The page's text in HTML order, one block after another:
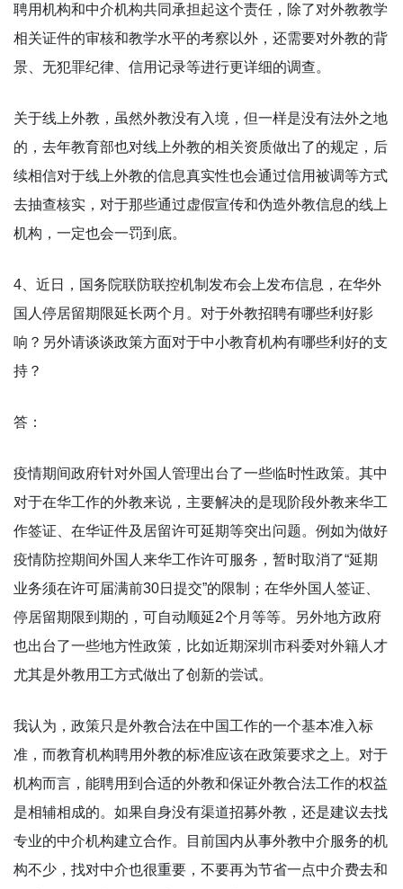
聘用机构和中介机构共同承担起这个责任，除了对外教教学
相关证件的审核和教学水平的考察以外，还需要对外教的背
景、无犯罪纪律、信用记录等进行更详细的调查。
关于线上外教，虽然外教没有入境，但一样是没有法外之地
的，去年教育部也对线上外教的相关资质做出了的规定，后
续相信对于线上外教的信息真实性也会通过信用被调等方式
去抽查核实，对于那些通过虚假宣传和伪造外教信息的线上
机构，一定也会一罚到底。
4、近日，国务院联防联控机制发布会上发布信息，在华外
国人停居留期限延长两个月。对于外教招聘有哪些利好影
响？另外请谈谈政策方面对于中小教育机构有哪些利好的支
持？
答：
疫情期间政府针对外国人管理出台了一些临时性政策。其中
对于在华工作的外教来说，主要解决的是现阶段外教来华工
作签证、在华证件及居留许可延期等突出问题。例如为做好
疫情防控期间外国人来华工作许可服务，暂时取消了“延期
业务须在许可届满前30日提交”的限制；在华外国人签证、
停居留期限到期的，可自动顺延2个月等等。另外地方政府
也出台了一些地方性政策，比如近期深圳市科委对外籍人才
尤其是外教用工方式做出了创新的尝试。
我认为，政策只是外教合法在中国工作的一个基本准入标
准，而教育机构聘用外教的标准应该在政策要求之上。对于
机构而言，能聘用到合适的外教和保证外教合法工作的权益
是相辅相成的。如果自身没有渠道招募外教，还是建议去找
专业的中介机构建立合作。目前国内从事外教中介服务的机
构不少，找对中介也很重要，不要再为节省一点中介费去和